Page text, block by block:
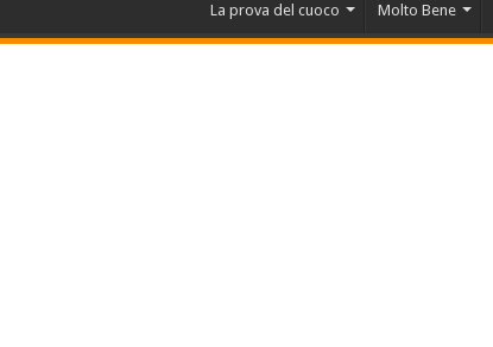
La prova del cuoco Molto Bene